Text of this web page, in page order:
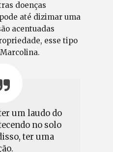
doenças
até dizimar uma
acentuadas
esse tipo
um laudo do
no solo
ter uma